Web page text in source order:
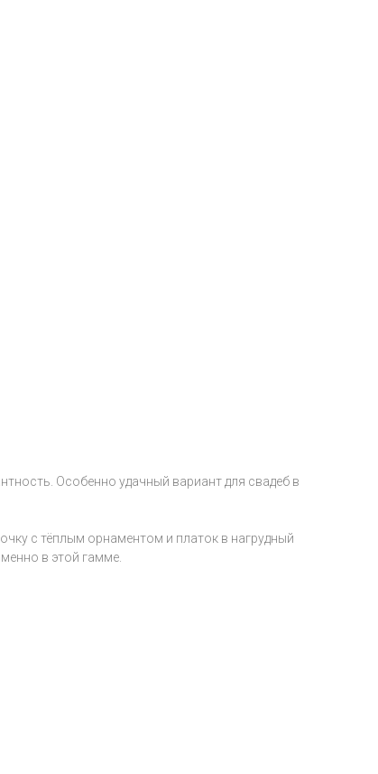
Особенно удачный вариант для свадеб в
с тёплым орнаментом и платок в нагрудный
в этой гамме.